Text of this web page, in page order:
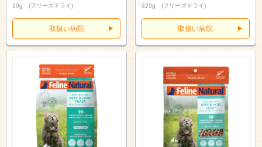
10g (フリーズドライ)
取扱い病院
320g (フリーズドライ)
取扱い病院